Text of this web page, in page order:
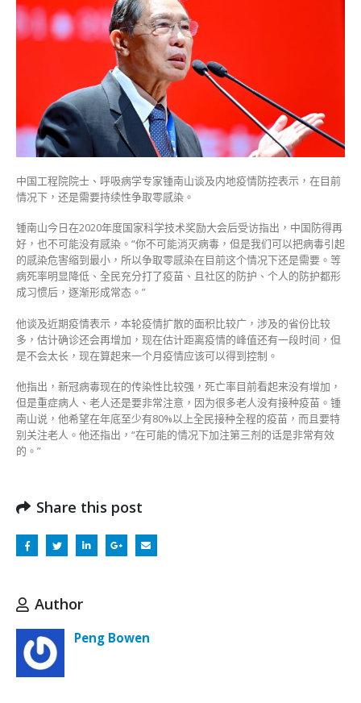
迅
速
截
零
控
疫
成
本〉
中
中国工程院院士、呼吸病学专家锺南山谈及内地疫情防控表示，在目前
情况下，还是需要持续性争取零感染。
锺南山今日在2020年度国家科学技术奖励大会后受访指出，中国防得再
好，也不可能没有感染。“你不可能消灭病毒，但是我们可以把病毒引起
的感染危害缩到最小，所以争取零感染在目前这个情况下还是需要。等
病死率明显降低、全民充分打了疫苗、且社区的防护、个人的防护都形
成习惯后，逐渐形成常态。”
他谈及近期疫情表示，本轮疫情扩散的面积比较广，涉及的省份比较
多，估计确诊还会再增加，现在估计距离疫情的峰值还有一段时间，但
是不会太长，现在算起来一个月疫情应该可以得到控制。
他指出，新冠病毒现在的传染性比较强，死亡率目前看起来没有增加，
但是重症病人、老人还是要非常注意，因为很多老人没有接种疫苗。锺
南山说，他希望在年底至少有80%以上全民接种全程的疫苗，而且要特
别关注老人。他还指出，“在可能的情况下加注第三剂的话是非常有效
的。”
Share this post
Author
Peng Bowen